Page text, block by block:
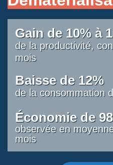
Gain de 10% à
de la productivité,
mois
Baisse de 12%
de la consommation
Économie de
observée en
mois